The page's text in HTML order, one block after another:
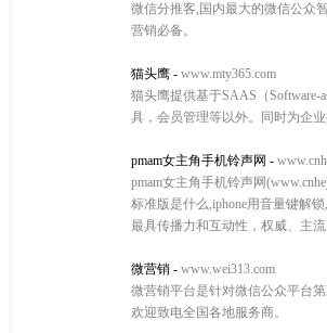
微信分推客,国内最大的微信公众
营销必备。
猫头鹰 - www.mty365.com
猫头鹰提供基于SAAS（
具，会员管理等以外。同时为企
pmam女主角手机铃声网 -
pmam女主角手机铃声网
标准版是什么,iphone用音量键解
最具传播力和互动性，权威、主
微营销 - www.wei313.com
微营销平台是针对微信公众平台
欢迎致电全国各地服务商。